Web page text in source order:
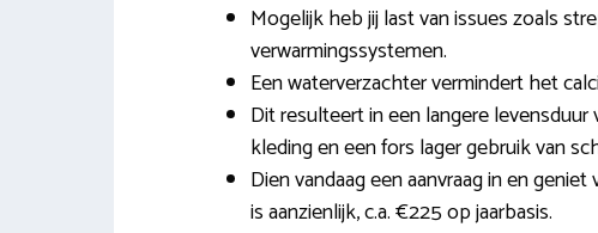
Mogelijk heb jij last van issues zoals
verwarmingssystemen.
Een waterverzachter vermindert het
Dit resulteert in een langere
kleding en een fors lager gebruik van
Dien vandaag een aanvraag in en
is aanzienlijk, c.a. €225 op jaarbasis.